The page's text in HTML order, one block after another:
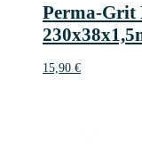
Perma-Grit
15,90 €